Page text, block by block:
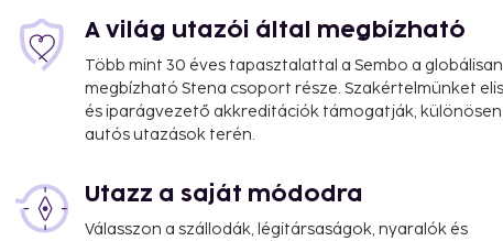
A világ utazói által megbízható
Több mint 30 éves tapasztalattal a Sembo a globálisan
megbízható Stena csoport része. Szakértelmünket
és iparágvezető akkreditációk támogatják, különösen
autós utazások terén.
Utazz a saját módodra
Válasszon a szállodák, légitársaságok, nyaralók és